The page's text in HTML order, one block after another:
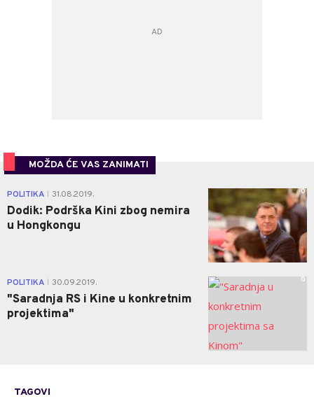
MOŽDA ĆE VAS ZANIMATI
POLITIKA 31.08.2019.
Dodik: Podrška Kini zbog nemira
u Hongkongu
0
POLITIKA 30.09.2019.
"Saradnja RS i Kine u konkretnim
projektima"
0
TAGOVI